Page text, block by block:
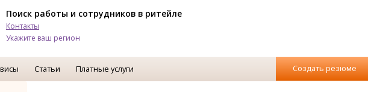
Поиск работы и сотрудников в ритейле
Контакты
Укажите ваш регион
Статьи Платные услуги Создать резюме